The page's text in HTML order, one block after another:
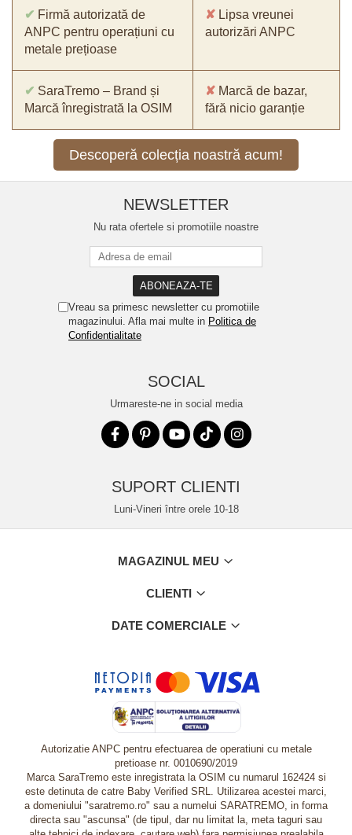
✔ Firmă autorizată de
ANPC pentru operațiuni cu
metale prețioase
✘ Lipsa vreunei
autorizări ANPC
✔ SaraTremo – Brand și
Marcă înregistrată la OSIM
✘ Marcă de bazar,
fără nicio garanție
Descoperă colecția noastră acum!
NEWSLETTER
Nu rata ofertele si promotiile noastre
Vreau sa primesc newsletter cu promotiile
magazinului. Afla mai multe in Politica de
Confidentialitate
SOCIAL
Urmareste-ne in social media
SUPORT CLIENTI
Luni-Vineri între orele 10-18
MAGAZINUL MEU
CLIENTI
DATE COMERCIALE
Autorizatie ANPC pentru efectuarea de operatiuni cu metale
pretioase nr. 0010690/2019
Marca SaraTremo este inregistrata la OSIM cu numarul 162424 si
este detinuta de catre Baby Verified SRL. Utilizarea acestei marci,
a domeniului "saratremo.ro" sau a numelui SARATREMO, in forma
directa sau "ascunsa" (de tipul, dar nu limitat la, meta taguri sau